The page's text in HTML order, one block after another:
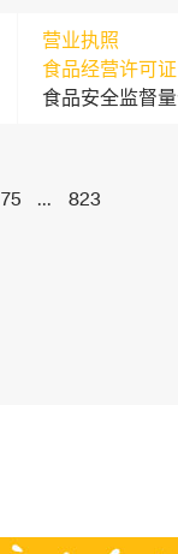
营业执照
食品经营许可证
食品安全监督
75 ... 823